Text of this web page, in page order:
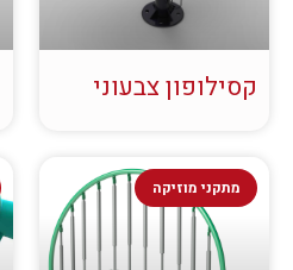
קסילופון צבעוני
מתקני מוזיקה